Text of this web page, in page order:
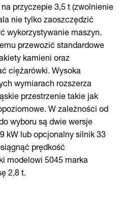
przyczepie 3,5 t (zwolnienie
nie tylko zaoszczędzić
wykorzystywanie maszyn.
przewozić standardowe
kamieni oraz
ciężarówki. Wysoka
wymiarach rozszerza
przestrzenie takie jak
W zależności od
wyboru są dwie wersje
kW lub opcjonalny silnik 33
prędkość
modelowi 5045 marka
2,8 t.